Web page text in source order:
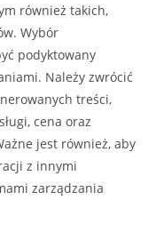
również takich,
Wybór
podyktowany
Należy zwrócić
treści,
cena oraz
jest również, aby
z innymi
zarządzania